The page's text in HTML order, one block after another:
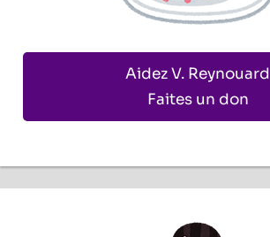
Aidez V. Reynouard
Faites un don